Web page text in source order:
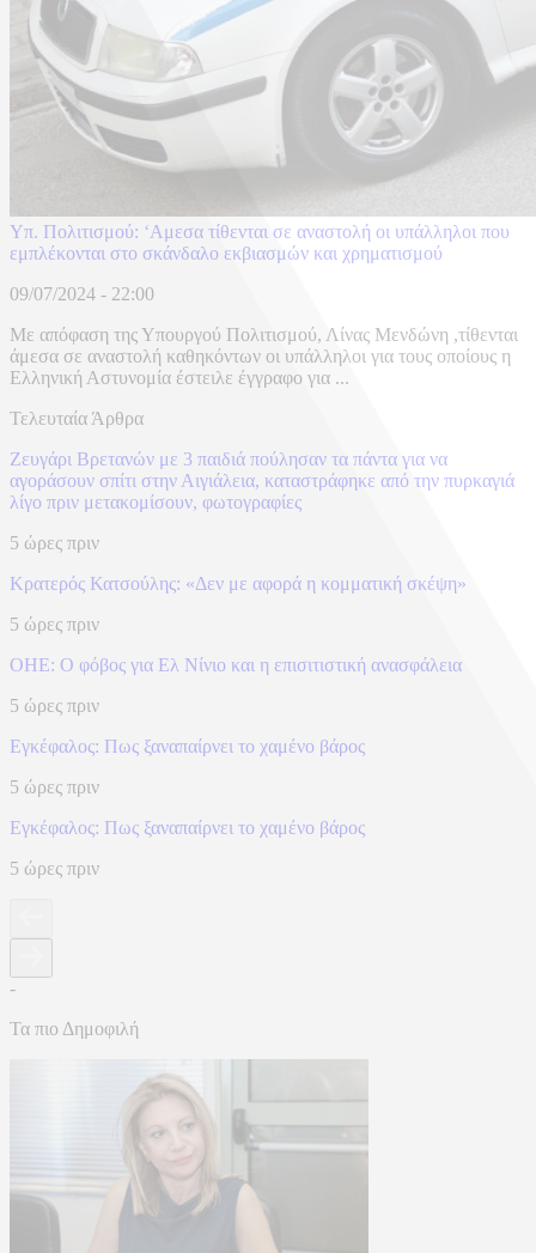
Υπ. Πολιτισμού: ‘Αμεσα τίθενται σε αναστολή οι υπάλληλοι που
εμπλέκονται στο σκάνδαλο εκβιασμών και χρηματισμού
09/07/2024 - 22:00
Με απόφαση της Υπουργού Πολιτισμού, Λίνας Μενδώνη ,τίθενται
άμεσα σε αναστολή καθηκόντων οι υπάλληλοι για τους οποίους η
Ελληνική Αστυνομία έστειλε έγγραφο για ...
Τελευταία Άρθρα
Ζευγάρι Βρετανών με 3 παιδιά πούλησαν τα πάντα για να
αγοράσουν σπίτι στην Αιγιάλεια, καταστράφηκε από την πυρκαγιά
λίγο πριν μετακομίσουν, φωτογραφίες
5 ώρες πριν
Κρατερός Κατσούλης: «Δεν με αφορά η κομματική σκέψη»
5 ώρες πριν
ΟΗΕ: Ο φόβος για Ελ Νίνιο και η επισιτιστική ανασφάλεια
5 ώρες πριν
Eγκέφαλος: Πως ξαναπαίρνει το χαμένο βάρος
5 ώρες πριν
Eγκέφαλος: Πως ξαναπαίρνει το χαμένο βάρος
5 ώρες πριν
-
Τα πιο Δημοφιλή